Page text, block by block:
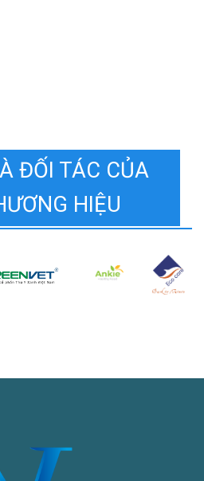
ĐỐI TÁC CỦA
HIỆU